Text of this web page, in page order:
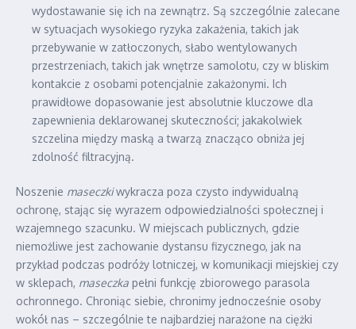
wydostawanie się ich na zewnątrz. Są szczególnie zalecane
w sytuacjach wysokiego ryzyka zakażenia, takich jak
przebywanie w zatłoczonych, słabo wentylowanych
przestrzeniach, takich jak wnętrze samolotu, czy w bliskim
kontakcie z osobami potencjalnie zakażonymi. Ich
prawidłowe dopasowanie jest absolutnie kluczowe dla
zapewnienia deklarowanej skuteczności; jakakolwiek
szczelina między maską a twarzą znacząco obniża jej
zdolność filtracyjną.
Noszenie maseczkiwykracza poza czysto indywidualną
ochronę, stając się wyrazem odpowiedzialności społecznej i
wzajemnego szacunku. W miejscach publicznych, gdzie
niemożliwe jest zachowanie dystansu fizycznego, jak na
przykład podczas podróży lotniczej, w komunikacji miejskiej czy
w sklepach, maseczka pełni funkcję zbiorowego parasola
ochronnego. Chroniąc siebie, chronimy jednocześnie osoby
wokół nas – szczególnie te najbardziej narażone na ciężki